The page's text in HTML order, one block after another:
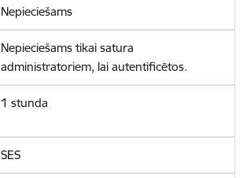
Nepieciešams
Nepieciešams tikai satura
administratoriem, lai autentificētos.
1 stunda
SES